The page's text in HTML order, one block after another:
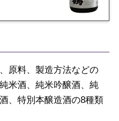
原料、製造方法などの
米酒、純米吟醸酒、純
、特別本醸造酒の8種類